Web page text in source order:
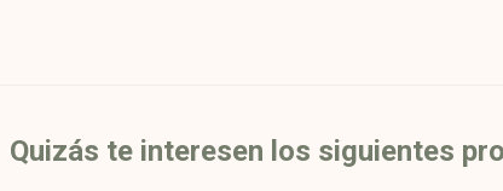
Quizás te interesen los siguientes